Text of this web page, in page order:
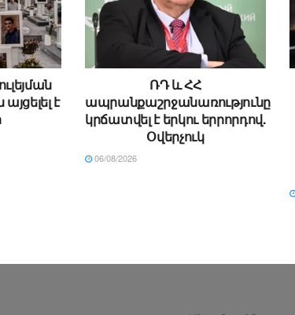
է
ՌԴ և ՀՀ
ապրանքաշրջանառությունը
կրճատվել է երկու երրորդով.
Օվերչուկ
06/08/2026